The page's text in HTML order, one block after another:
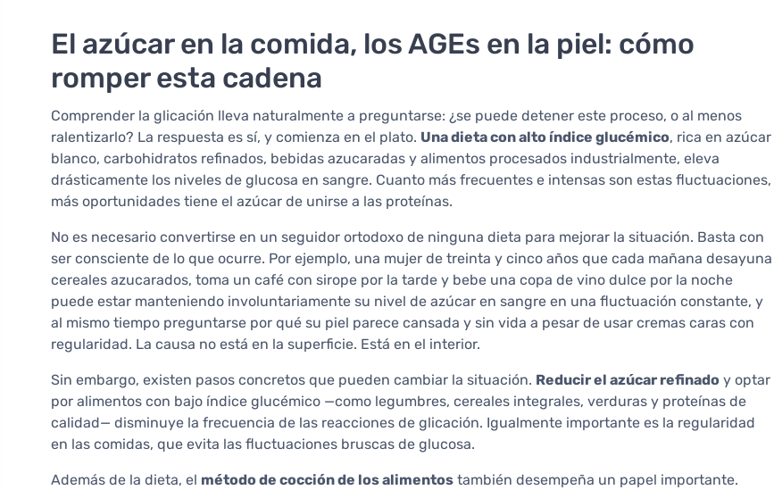
El azúcar en la comida, los AGEs en la piel: cómo
romper esta cadena
Comprender la glicación lleva naturalmente a preguntarse: ¿se puede detener este proceso, o al menos
ralentizarlo? La respuesta es sí, y comienza en el plato. Una dieta con alto índice glucémico, rica en azúcar
blanco, carbohidratos refinados, bebidas azucaradas y alimentos procesados industrialmente, eleva
drásticamente los niveles de glucosa en sangre. Cuanto más frecuentes e intensas son estas fluctuaciones,
más oportunidades tiene el azúcar de unirse a las proteínas.
No es necesario convertirse en un seguidor ortodoxo de ninguna dieta para mejorar la situación. Basta con
ser consciente de lo que ocurre. Por ejemplo, una mujer de treinta y cinco años que cada mañana desayuna
cereales azucarados, toma un café con sirope por la tarde y bebe una copa de vino dulce por la noche
puede estar manteniendo involuntariamente su nivel de azúcar en sangre en una fluctuación constante, y
al mismo tiempo preguntarse por qué su piel parece cansada y sin vida a pesar de usar cremas caras con
regularidad. La causa no está en la superficie. Está en el interior.
Sin embargo, existen pasos concretos que pueden cambiar la situación. Reducir el azúcar refinado y optar
por alimentos con bajo índice glucémico —como legumbres, cereales integrales, verduras y proteínas de
calidad— disminuye la frecuencia de las reacciones de glicación. Igualmente importante es la regularidad
en las comidas, que evita las fluctuaciones bruscas de glucosa.
Además de la dieta, el método de cocción de los alimentos también desempeña un papel importante.